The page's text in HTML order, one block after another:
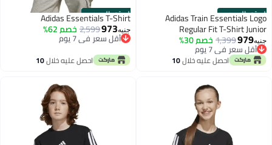
الستور الرسمي
Adidas Train Essentials Logo
Regular Fit T-Shirt Junior
جنيه979
1,399خصم 30% أقل سعر في 7 يوم
توصيل مجاني
أقل سعر في 7 يوماحصل عليه خلال10
الستور الرسمي
Adidas Essentials T-Shirt
جنيه973
2,599خصم 62% أقل سعر في 7 يوم
توصيل مجاني
أقل سعر في 7 يوماحصل عليه خلال10